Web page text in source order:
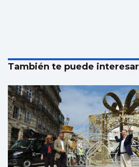
También te puede interesar